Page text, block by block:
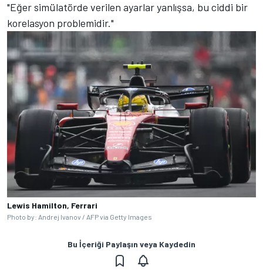
"Eğer simülatörde verilen ayarlar yanlışsa, bu ciddi bir
korelasyon problemidir."
Lewis Hamilton, Ferrari
Photo by: Andrej Ivanov / AFP via Getty Images
Bu İçeriği Paylaşın veya Kaydedin